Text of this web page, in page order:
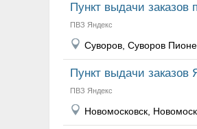
Пункт выдачи заказов
ПВЗ Яндекс
Суворов, Суворов
Пункт выдачи заказов
ПВЗ Яндекс
Новомосковск,